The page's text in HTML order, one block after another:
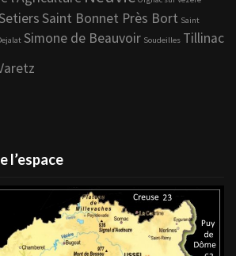
Saint Bonnet Près Bort Saint
Simone de Beauvoir Soudeilles Tillinac
l’espace